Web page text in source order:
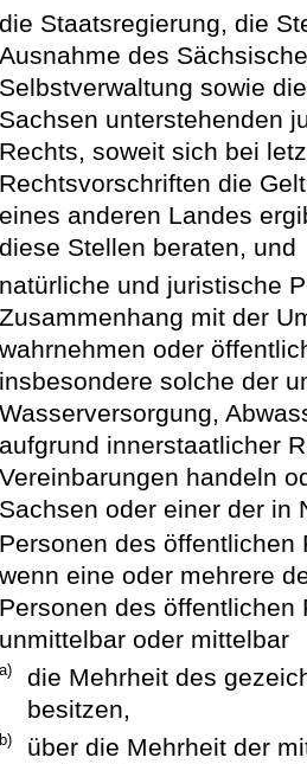
die Staatsregierung, die
Ausnahme des
Selbstverwaltung sowie
Sachsen unterstehenden
Rechts, soweit sich bei
Rechtsvorschriften die
eines anderen Landes
diese Stellen beraten, und
natürliche und juristische
Zusammenhang mit der
wahrnehmen oder
insbesondere solche der
Wasserversorgung,
aufgrund innerstaatlicher
Vereinbarungen handeln
Sachsen oder einer der in
Personen des
wenn eine oder mehrere
Personen des
unmittelbar oder mittelbar
a)
die Mehrheit des
besitzen,
b)
über die Mehrheit der